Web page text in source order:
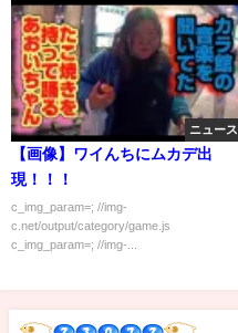
ニュース
【画像】ワイんちにムカデ出
現！！！
c_img_param=; //img-
c.net/output/category/game.js
c_img_param=; //img-...